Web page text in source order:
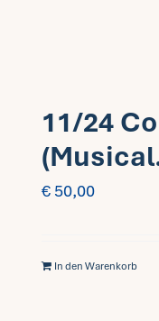
11/24
€ 50,00
In den Warenkorb